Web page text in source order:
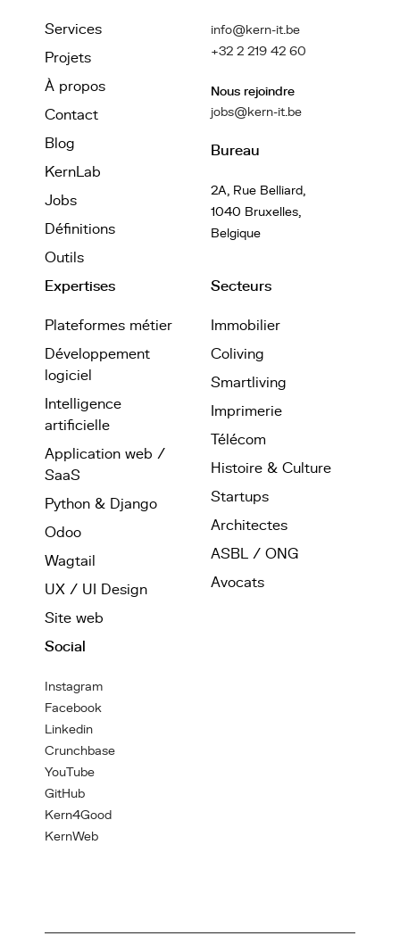
Services
Projets
À propos
Contact
Blog
KernLab
Jobs
Définitions
Outils
info@kern-it.be
+32 2 219 42 60
Nous rejoindre
jobs@kern-it.be
Bureau
2A, Rue Belliard,
1040 Bruxelles,
Belgique
Expertises
Plateformes métier
Développement
logiciel
Intelligence
artificielle
Application web /
SaaS
Python & Django
Odoo
Wagtail
UX / UI Design
Site web
Secteurs
Immobilier
Coliving
Smartliving
Imprimerie
Télécom
Histoire & Culture
Startups
Architectes
ASBL / ONG
Avocats
Social
Instagram
Facebook
Linkedin
Crunchbase
YouTube
GitHub
Kern4Good
KernWeb